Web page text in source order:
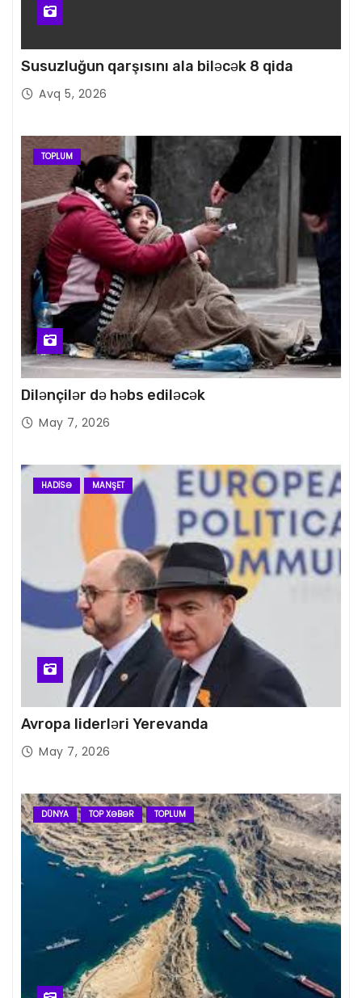
Susuzluğun qarşısını ala biləcək 8 qida
Avq 5, 2026
TOPLUM
Dilənçilər də həbs ediləcək
May 7, 2026
HADISƏ MANŞET
Avropa liderləri Yerevanda
May 7, 2026
DÜNYA TOP XƏBƏR TOPLUM